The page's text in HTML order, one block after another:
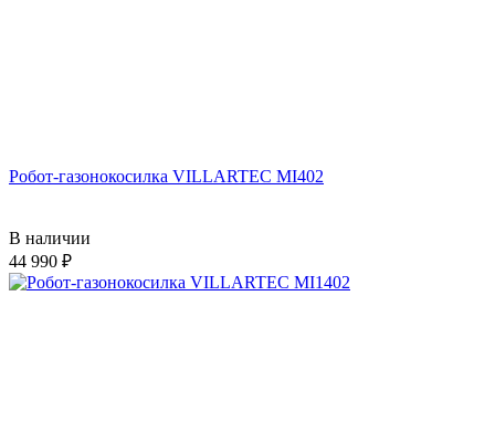
Робот-газонокосилка VILLARTEC MI402
В наличии
44 990